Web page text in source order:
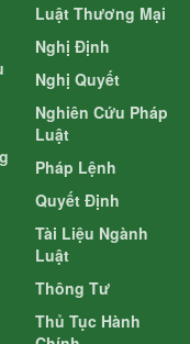
Luật Thương Mại
Nghị Định
Nghị Quyết
Nghiên Cứu Pháp
Luật
Pháp Lệnh
Quyết Định
Tài Liệu Ngành
Luật
Thông Tư
Thủ Tục Hành